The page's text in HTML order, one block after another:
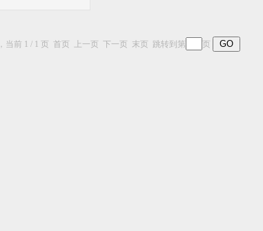
大。通常状态下，
当前 1 / 1 页 首页 上一页 下一页 末页 跳转到第 页